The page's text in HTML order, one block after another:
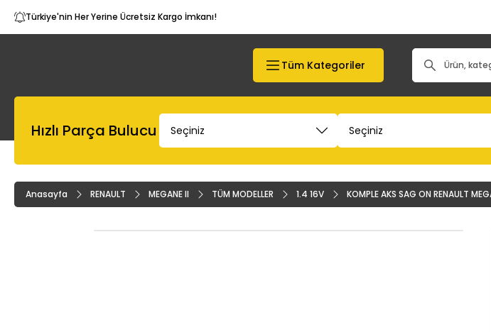
Türkiye'nin Her Yerine Ücretsiz Kargo İmkanı!
Tüm Kategoriler
Hızlı Parça Bulucu
Anasayfa RENAULT MEGANE II TÜM MODELLER 1.4 16V KOMPLE AKS SAG ON RENAULT